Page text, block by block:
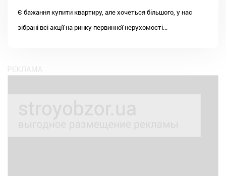
Є бажання купити квартиру, але хочеться більшого, у нас
зібрані всі акції на ринку первинної нерухомості...